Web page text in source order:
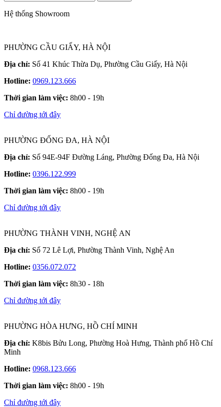
Hệ thống Showroom
PHƯỜNG CẦU GIẤY, HÀ NỘI
Địa chỉ: Số 41 Khúc Thừa Dụ, Phường Cầu Giấy, Hà Nội
Hotline: 0969.123.666
Thời gian làm việc: 8h00 - 19h
Chỉ đường tới đây
PHƯỜNG ĐỐNG ĐA, HÀ NỘI
Địa chỉ: Số 94E-94F Đường Láng, Phường Đống Đa, Hà Nội
Hotline: 0396.122.999
Thời gian làm việc: 8h00 - 19h
Chỉ đường tới đây
PHƯỜNG THÀNH VINH, NGHỆ AN
Địa chỉ: Số 72 Lê Lợi, Phường Thành Vinh, Nghệ An
Hotline: 0356.072.072
Thời gian làm việc: 8h30 - 18h
Chỉ đường tới đây
PHƯỜNG HÒA HƯNG, HỒ CHÍ MINH
Địa chỉ: K8bis Bửu Long, Phường Hoà Hưng, Thành phố Hồ Chí
Minh
Hotline: 0968.123.666
Thời gian làm việc: 8h00 - 19h
Chỉ đường tới đây